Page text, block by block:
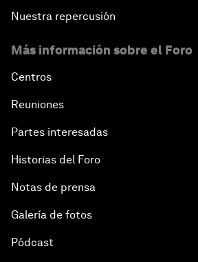
Nuestra repercusión
Más información sobre el Foro
Centros
Reuniones
Partes interesadas
Historias del Foro
Notas de prensa
Galería de fotos
Pódcast